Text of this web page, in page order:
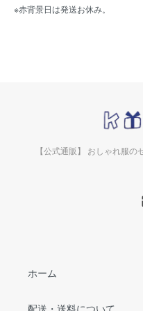
※赤背景日は発送お休み。
【公式通販】 おしゃれ服の
ホーム